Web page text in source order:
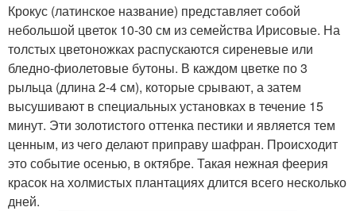
Крокус (латинское название) представляет собой
небольшой цветок 10-30 см из семейства Ирисовые. На
толстых цветоножках распускаются сиреневые или
бледно-фиолетовые бутоны. В каждом цветке по 3
рыльца (длина 2-4 см), которые срывают, а затем
высушивают в специальных установках в течение 15
минут. Эти золотистого оттенка пестики и является тем
ценным, из чего делают приправу шафран. Происходит
это событие осенью, в октябре. Такая нежная феерия
красок на холмистых плантациях длится всего несколько
дней.